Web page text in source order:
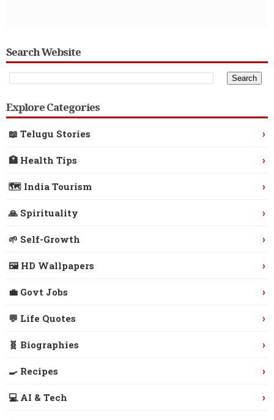
Search Website
Explore Categories
📖 Telugu Stories ›
🏥 Health Tips ›
🗺️ India Tourism ›
🙏 Spirituality ›
🌱 Self-Growth ›
🖼️ HD Wallpapers ›
💼 Govt Jobs ›
💬 Life Quotes ›
🧬 Biographies ›
🍳 Recipes ›
💻 AI & Tech ›